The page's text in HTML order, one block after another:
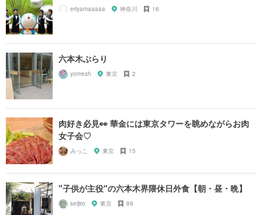
eriyamaaaaa 神奈川 16
六本木ぶらり
yomesh 東京 2
肉好き必見👀 華金には東京タワーを眺めながらお肉
女子会♡
みっこ 東京 15
"子供が主役"の六本木界隈休日外食【朝・昼・晩】
seijiro 東京 89